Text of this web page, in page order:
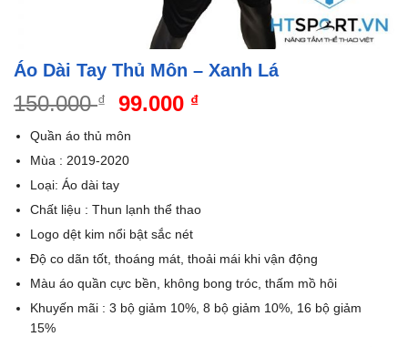
Áo Dài Tay Thủ Môn – Xanh Lá
150.000₫
Giá
là:
150.000 ₫.
99.000 ₫Giá
Quần áo thủ môn
Mùa : 2019-2020
Loại: Áo dài tay
Chất liệu : Thun lạnh thể thao
Logo dệt kim nổi bật sắc nét
Độ co dãn tốt, thoáng mát, thoải mái khi vận động
Màu áo quần cực bền, không bong tróc, thấm mồ hôi
Khuyến mãi : 3 bộ giảm 10%, 8 bộ giảm 10%, 16 bộ giảm
15%